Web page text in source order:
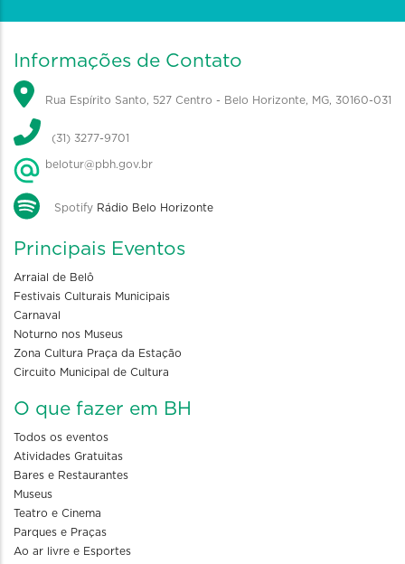
Informações de Contato
Rua Espírito Santo, 527 Centro - Belo Horizonte, MG, 30160-031
(31) 3277-9701
belotur@pbh.gov.br
Spotify Rádio Belo Horizonte
Principais Eventos
Arraial de Belô
Festivais Culturais Municipais
Carnaval
Noturno nos Museus
Zona Cultura Praça da Estação
Circuito Municipal de Cultura
O que fazer em BH
Todos os eventos
Atividades Gratuitas
Bares e Restaurantes
Museus
Teatro e Cinema
Parques e Praças
Ao ar livre e Esportes